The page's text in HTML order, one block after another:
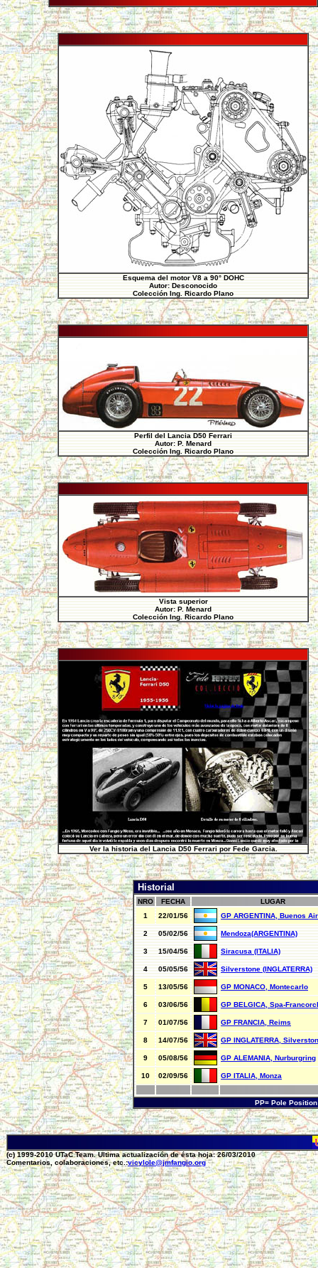
Esquema del motor V8 a 90° DOHC
Autor: Desconocido
Colección Ing. Ricardo Plano
Perfil del Lancia D50 Ferrari
Autor: P. Menard
Colección Ing. Ricardo Plano
Vista superior
Autor: P. Menard
Colección Ing. Ricardo Plano
Ver la historia del Lancia D50 Ferrari por Fede Garcia.
Historial
NRO FECHA
LUGAR
1
22/01/56 GP ARGENTINA, Buenos
2 05/02/56 Mendoza(ARGENTINA)
3 15/04/56 Siracusa (ITALIA)
4 05/05/56 Silverstone (INGLATERRA)
5 13/05/56 GP MONACO, Montecarlo
6 03/06/56 GP BELGICA, Spa-
7 01/07/56 GP FRANCIA, Reims
8 14/07/56 GP INGLATERRA,
9 05/08/56 GP ALEMANIA, Nurburgring
10 02/09/56 GP ITALIA, Monza
PP= Pole
(c) 1999-2010 UTaC Team. Ultima actualización de ésta hoja: 26/03/2010
Comentarios, colaboraciones, etc.:vicylole@jmfangio.org